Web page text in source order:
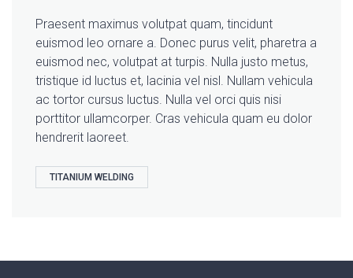
Praesent maximus volutpat quam, tincidunt
euismod leo ornare a. Donec purus velit, pharetra a
euismod nec, volutpat at turpis. Nulla justo metus,
tristique id luctus et, lacinia vel nisl. Nullam vehicula
ac tortor cursus luctus. Nulla vel orci quis nisi
porttitor ullamcorper. Cras vehicula quam eu dolor
hendrerit laoreet.
TITANIUM WELDING